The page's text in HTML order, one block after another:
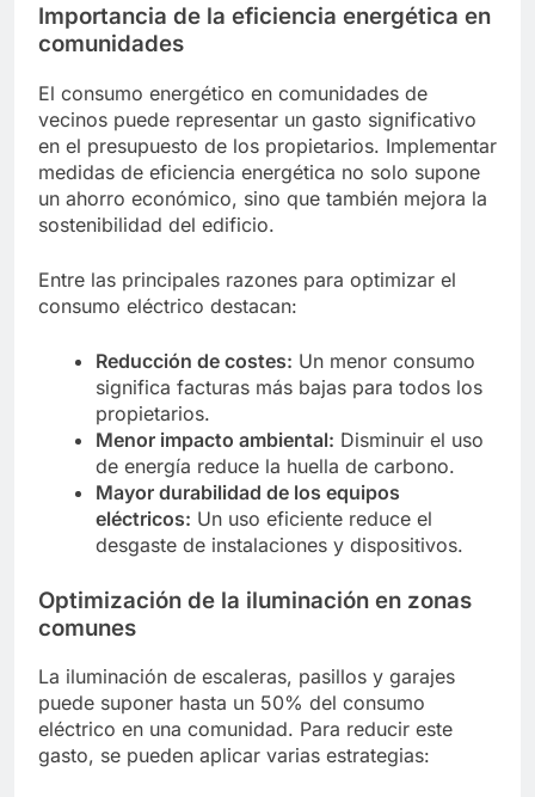
Importancia de la eficiencia energética en
comunidades
El consumo energético en comunidades de
vecinos puede representar un gasto significativo
en el presupuesto de los propietarios. Implementar
medidas de eficiencia energética no solo supone
un ahorro económico, sino que también mejora la
sostenibilidad del edificio.
Entre las principales razones para optimizar el
consumo eléctrico destacan:
Reducción de costes: Un menor consumo
significa facturas más bajas para todos los
propietarios.
Menor impacto ambiental: Disminuir el uso
de energía reduce la huella de carbono.
Mayor durabilidad de los equipos
eléctricos: Un uso eficiente reduce el
desgaste de instalaciones y dispositivos.
Optimización de la iluminación en zonas
comunes
La iluminación de escaleras, pasillos y garajes
puede suponer hasta un 50% del consumo
eléctrico en una comunidad. Para reducir este
gasto, se pueden aplicar varias estrategias: